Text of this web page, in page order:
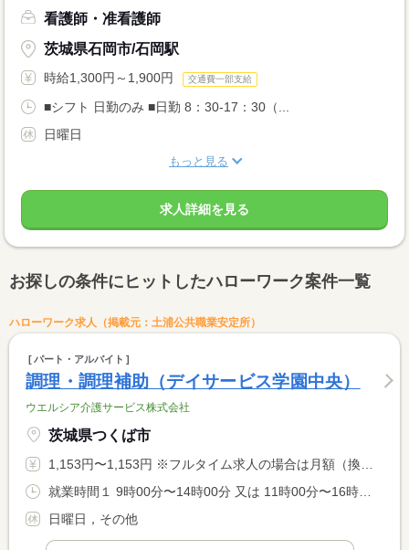
看護師・准看護師
茨城県石岡市/石岡駅
時給1,300円～1,900円 交通費一部支給
■シフト 日勤のみ ■日勤 8：30-17：30（...
日曜日
もっと見る
求人詳細を見る
お探しの条件にヒットしたハローワーク案件一覧
ハローワーク求人（掲載元：土浦公共職業安定所）
パート・アルバイト
調理・調理補助（デイサービス学園中央）
ウエルシア介護サービス株式会社
茨城県つくば市
1,153円〜1,153円 ※フルタイム求人の場合は月額（換算額）、パート求人の場合は時間額を表示しています。
日曜日，その他